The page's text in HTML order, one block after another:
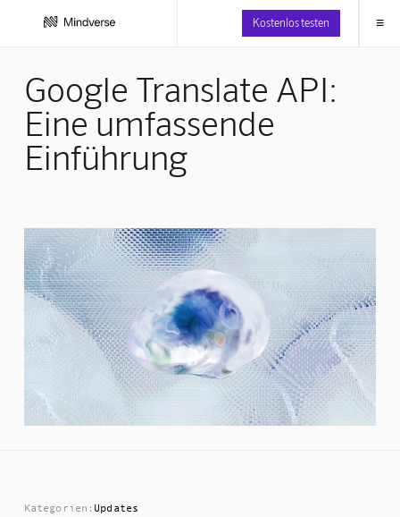
Kostenlos testen ≡
Google Translate API:
Eine umfassende
Einführung
Kategorien: Updates